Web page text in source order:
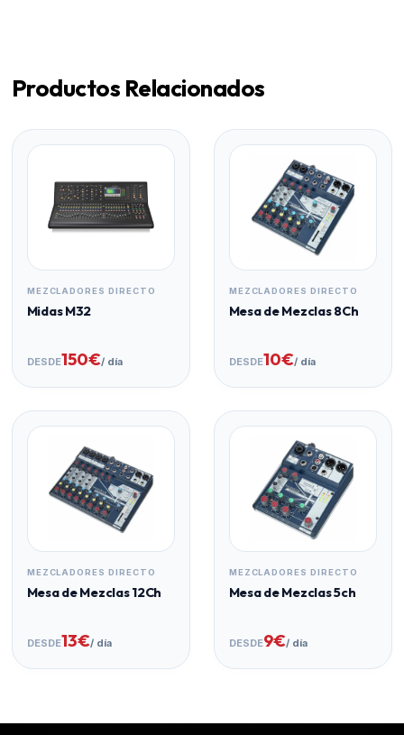
Productos Relacionados
MEZCLADORES DIRECTO
Midas M32
DESDE150€/ día
MEZCLADORES DIRECTO
Mesa de Mezclas 8Ch
DESDE10€/ día
MEZCLADORES DIRECTO
Mesa de Mezclas 12Ch
DESDE13€/ día
MEZCLADORES DIRECTO
Mesa de Mezclas 5ch
DESDE9€/ día